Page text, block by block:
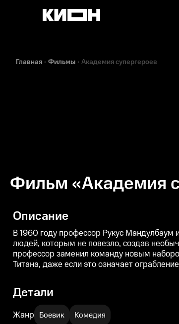
Главная Фильмы Академия супергероев
Фильм «Академия
Описание
В 1960 году профессор Рукус Мандулбаум
людей, которым не повезло, создав
профессор заменил команду новым
Титана, даже если это означает
Детали
Жанр Боевик Комедия